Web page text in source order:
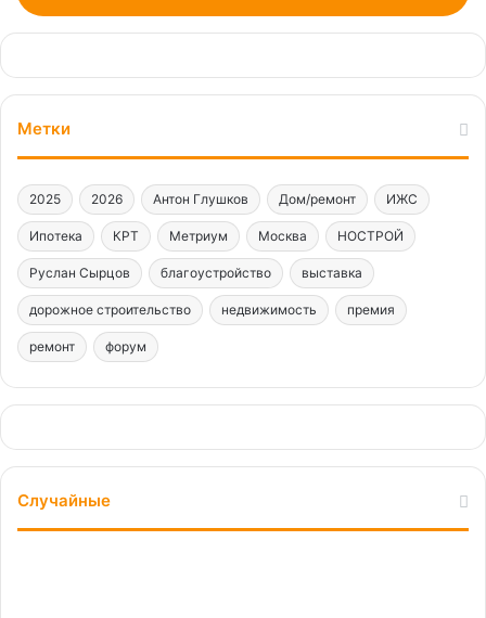
Метки
2025 2026 Антон Глушков Дом/ремонт ИЖС
Ипотека КРТ Метриум Москва НОСТРОЙ
Руслан Сырцов благоустройство выставка
дорожное строительство недвижимость премия
ремонт форум
Случайные